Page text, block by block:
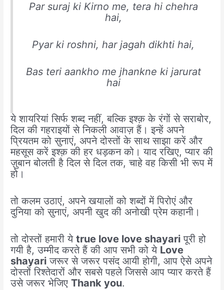
Par suraj ki Kirno me, tera hi chehra
hai,
Pyar ki roshni, har jagah dikhti hai,
Bas teri aankho me jhankne ki jarurat
hai
ये शायरियां सिर्फ शब्द नहीं, बल्कि इश्क़ के रंगों से सराबोर,
दिल की गहराइयों से निकली आवाज़ हैं। इन्हें अपने
प्रियतम को सुनाएं, अपने दोस्तों के साथ साझा करें और
महसूस करें इश्क़ की हर धड़कन को। याद रखिए, प्यार की
ज़ुबान बोलती है दिल से दिल तक, चाहे वह किसी भी रूप में
हो।
तो कलम उठाएं, अपने खयालों को शब्दों में पिरोएं और
दुनिया को सुनाएं, अपनी खुद की अनोखी प्रेम कहानी।
तो दोस्तों हमारी येtrue love love shayari पूरी हो
गयी है, उम्मीद करते हैं की आप सभी को ये Love
shayari जरूर से जरूर पसंद आयी होगी, आप ऐसे अपने
दोस्तों रिश्तेदारों और सबसे पहले जिससे आप प्यार करते हैं
उसे जरूर भेजिएThank you.